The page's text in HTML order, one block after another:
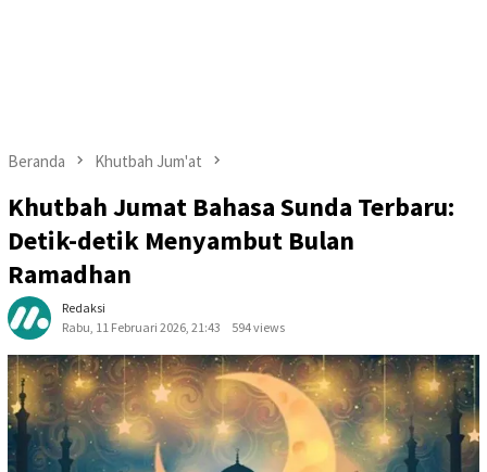
Beranda Khutbah Jum'at
Khutbah Jumat Bahasa Sunda Terbaru:
Detik-detik Menyambut Bulan
Ramadhan
Redaksi
Rabu, 11 Februari 2026, 21:43
594 views